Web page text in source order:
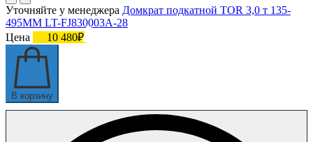
Уточняйте у менеджера Домкрат подкатной TOR 3,0 т 135-
495MM LT-FJ830003A-28
Цена
10 480₽
В корзину